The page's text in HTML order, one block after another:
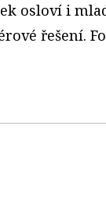
osloví i
řešení.